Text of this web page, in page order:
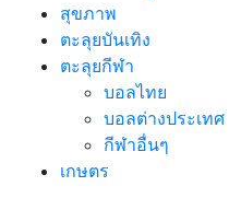
สุขภาพ
ตะลุยบันเทิง
ตะลุยกีฬา
บอลไทย
บอลต่างประเทศ
กีฬาอื่นๆ
เกษตร